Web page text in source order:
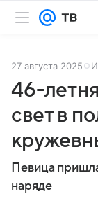
27 августа 2025
46-
свет в
Певица
наряде